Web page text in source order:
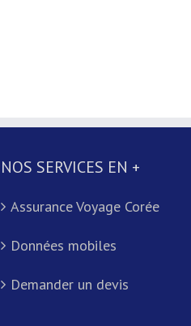
NOS SERVICES EN +
Assurance Voyage Corée
Données mobiles
Demander un devis